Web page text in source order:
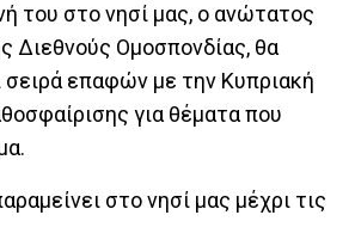
του στο νησί μας, ο ανώτατος
Διεθνούς Ομοσπονδίας, θα
σειρά επαφών με την Κυπριακή
για θέματα που
στο νησί μας μέχρι τις